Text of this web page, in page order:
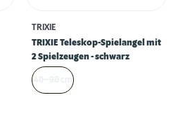
TRIXIE
TRIXIE Teleskop-Spielangel mit
2 Spielzeugen - schwarz